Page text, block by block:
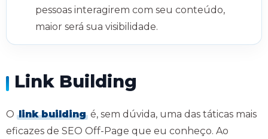
pessoas interagirem com seu conteúdo,
maior será sua visibilidade.
Link Building
O link building é, sem dúvida, uma das táticas mais
eficazes de SEO Off-Page que eu conheço. Ao